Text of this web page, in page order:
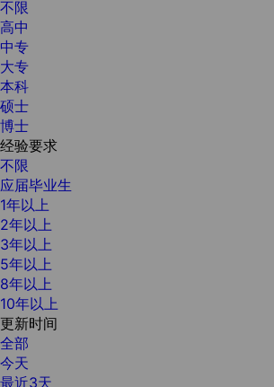
不限
高中
中专
大专
本科
硕士
博士
经验要求
不限
应届毕业生
1年以上
2年以上
3年以上
5年以上
8年以上
10年以上
更新时间
全部
今天
最近3天